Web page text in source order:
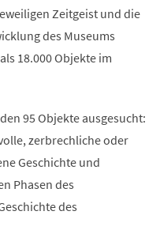
Zeitgeist und die
des Museums
18.000 Objekte im
95 Objekte ausgesucht:
zerbrechliche oder
Geschichte und
Phasen des
des